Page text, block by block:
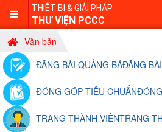
THIẾT BỊ & GIẢI PHÁP
THƯ VIỆN PCCC
Văn bản
ĐĂNG BÀI QUẢNG BÁĐĂNG
ĐÓNG GÓP TIÊU CHUẨN
TRANG THÀNH VIÊNTRANG